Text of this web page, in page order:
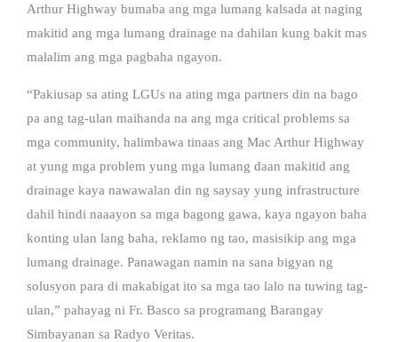
Arthur Highway bumaba ang mga lumang kalsada at naging
makitid ang mga lumang drainage na dahilan kung bakit mas
malalim ang mga pagbaha ngayon.
“Pakiusap sa ating LGUs na ating mga partners din na bago
pa ang tag-ulan maihanda na ang mga critical problems sa
mga community, halimbawa tinaas ang Mac Arthur Highway
at yung mga problem yung mga lumang daan makitid ang
drainage kaya nawawalan din ng saysay yung infrastructure
dahil hindi naaayon sa mga bagong gawa, kaya ngayon baha
konting ulan lang baha, reklamo ng tao, masisikip ang mga
lumang drainage. Panawagan namin na sana bigyan ng
solusyon para di makabigat ito sa mga tao lalo na tuwing tag-
ulan,” pahayag ni Fr. Basco sa programang Barangay
Simbayanan sa Radyo Veritas.